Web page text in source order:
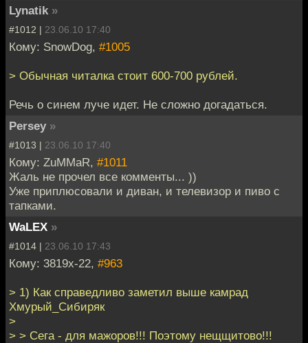
Lynatik »
#1012 | 23.06.10 17:40
Кому: SnowDog, #1005
> Обычная читалка стоит 600-700 рублей.
Речь о синем луче идет. Не сложно догадаться.
Persey »
#1013 | 23.06.10 17:40
Кому: ZuMMaR, #1011
Жаль не прочел все комменты... ))
Уже приплюсовали и диван, и телевизор и пиво с
тапками.
WaLEX »
#1014 | 23.06.10 17:43
Кому: 3819x-22, #963
> 1) Как справедливо заметил выше камрад
Хмурый_Сибиряк
>
> > Сега - для мажоров!!! Поэтому нещщитово!!!